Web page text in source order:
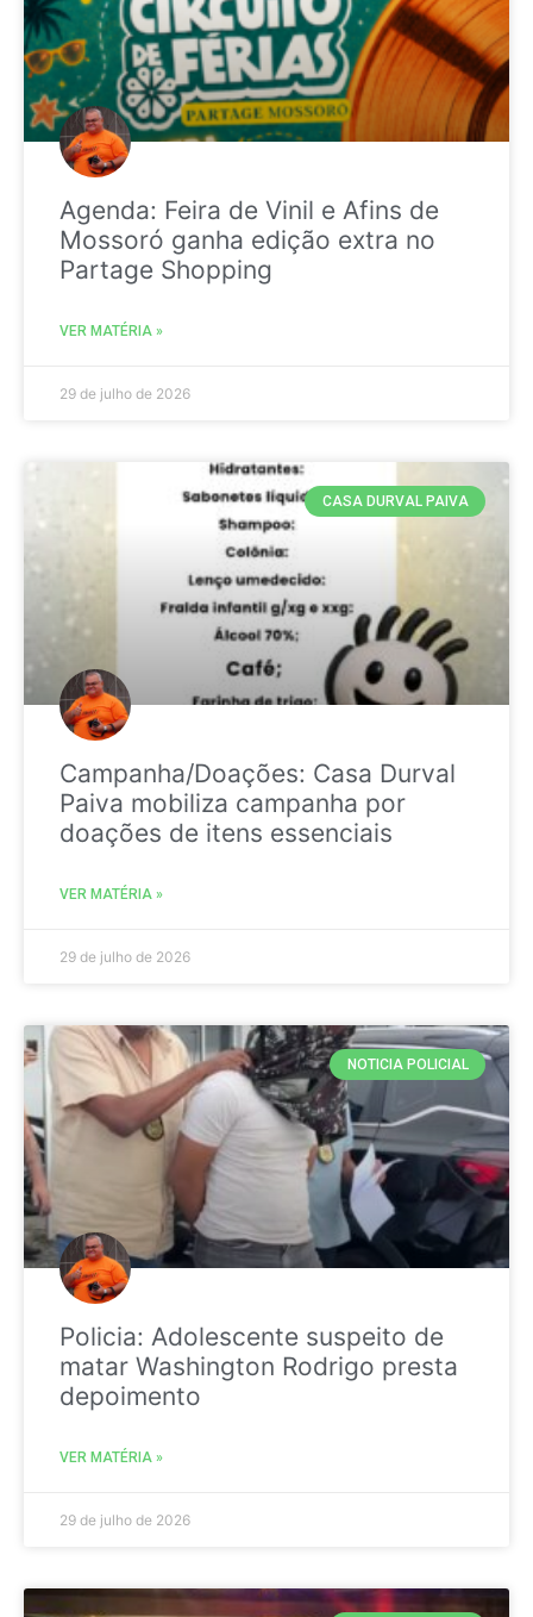
Agenda: Feira de Vinil e Afins de
Mossoró ganha edição extra no
Partage Shopping
VER MATÉRIA »
29 de julho de 2026
CASA DURVAL PAIVA
Campanha/Doações: Casa Durval
Paiva mobiliza campanha por
doações de itens essenciais
VER MATÉRIA »
29 de julho de 2026
NOTICIA POLICIAL
Policia: Adolescente suspeito de
matar Washington Rodrigo presta
depoimento
VER MATÉRIA »
29 de julho de 2026